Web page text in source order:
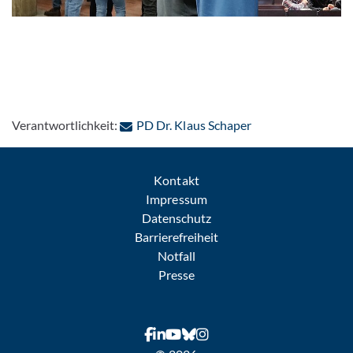
Verantwortlichkeit: PD Dr. Klaus Schaper: Per E-Mail
Kontakt
Impressum
Datenschutz
Barrierefreiheit
Notfall
Presse